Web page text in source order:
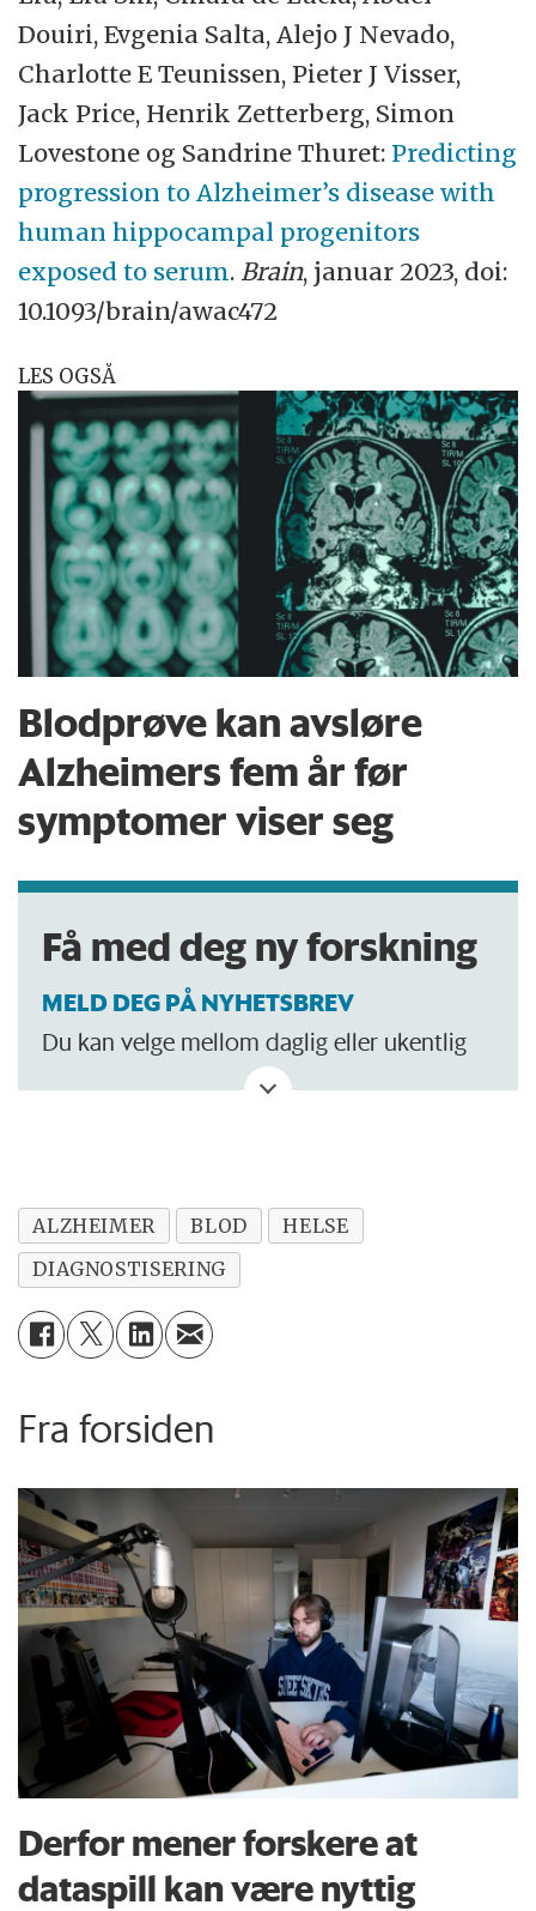
Douiri, Evgenia Salta, Alejo J Nevado,
Charlotte E Teunissen, Pieter J Visser,
Jack Price, Henrik Zetterberg, Simon
Lovestone og Sandrine Thuret: Predicting
progression to Alzheimer’s disease with
human hippocampal progenitors
exposed to serum. Brain, januar 2023, doi:
10.1093/brain/awac472
LES OGSÅ
Blodprøve kan avsløre
Alzheimers fem år før
symptomer viser seg
Få med deg ny forskning
MELD DEG PÅ NYHETSBREV
Du kan velge mellom daglig eller ukentlig
ALZHEIMER BLOD
HELSE
DIAGNOSTISERING
Fra forsiden
Derfor mener forskere at
dataspill kan være nyttig